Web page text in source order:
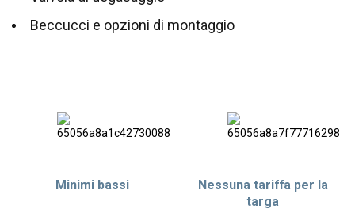
Beccucci e opzioni di montaggio
Minimi bassi
Nessuna tariffa per la
targa